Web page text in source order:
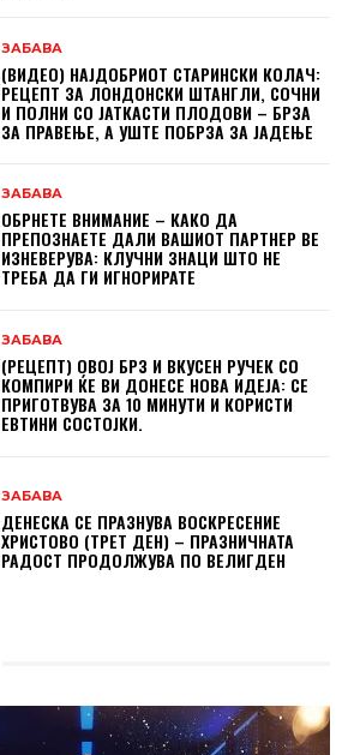
ЗАБАВА
(ВИДЕО) НАЈДОБРИОТ СТАРИНСКИ КОЛАЧ:
РЕЦЕПТ ЗА ЛОНДОНСКИ ШТАНГЛИ, СОЧНИ
И ПОЛНИ СО ЈАТКАСТИ ПЛОДОВИ – БРЗА
ЗА ПРАВЕЊЕ, А УШТЕ ПОБРЗА ЗА ЈАДЕЊЕ
ЗАБАВА
ОБРНЕТЕ ВНИМАНИЕ – КАКО ДА
ПРЕПОЗНАЕТЕ ДАЛИ ВАШИОТ ПАРТНЕР ВЕ
ИЗНЕВЕРУВА: КЛУЧНИ ЗНАЦИ ШТО НЕ
ТРЕБА ДА ГИ ИГНОРИРАТЕ
ЗАБАВА
(РЕЦЕПТ) ОВОЈ БРЗ И ВКУСЕН РУЧЕК СО
КОМПИРИ ЌЕ ВИ ДОНЕСЕ НОВА ИДЕЈА: СЕ
ПРИГОТВУВА ЗА 10 МИНУТИ И КОРИСТИ
ЕВТИНИ СОСТОЈКИ.
ЗАБАВА
ДЕНЕСКА СЕ ПРАЗНУВА ВОСКРЕСЕНИЕ
ХРИСТОВО (ТРЕТ ДЕН) – ПРАЗНИЧНАТА
РАДОСТ ПРОДОЛЖУВА ПО ВЕЛИГДЕН